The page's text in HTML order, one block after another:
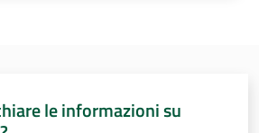
le informazioni su